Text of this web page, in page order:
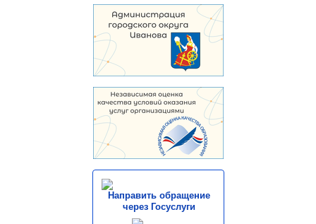
Направить обращение
через Госуслуги